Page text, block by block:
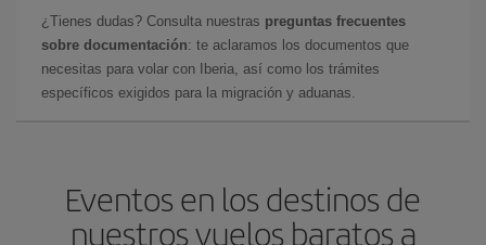
¿Tienes dudas? Consulta nuestras preguntas frecuentes
sobre documentación: te aclaramos los documentos que
necesitas para volar con Iberia, así como los trámites
específicos exigidos para la migración y aduanas.
Eventos en los destinos de
nuestros vuelos baratos a